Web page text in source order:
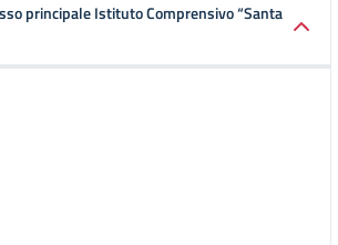
principale Istituto Comprensivo “Santa